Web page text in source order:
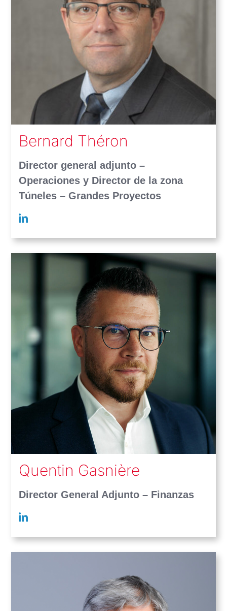
Bernard Théron
Director general adjunto –
Operaciones y Director de la zona
Túneles – Grandes Proyectos
Quentin Gasnière
Director General Adjunto – Finanzas